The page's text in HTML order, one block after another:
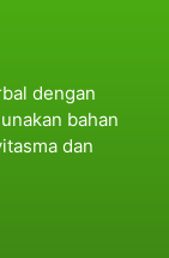
dengan
bahan
dan